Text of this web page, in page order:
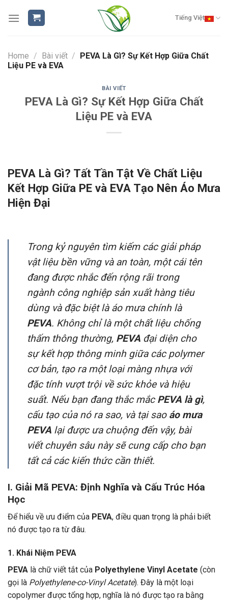
Tiếng Việt
Home / Bài viết / PEVA Là Gì? Sự Kết Hợp Giữa Chất
Liệu PE và EVA
BÀI VIẾT
PEVA Là Gì? Sự Kết Hợp Giữa Chất
Liệu PE và EVA
PEVA Là Gì? Tất Tần Tật Về Chất Liệu
Kết Hợp Giữa PE và EVA Tạo Nên Áo Mưa
Hiện Đại
Trong kỷ nguyên tìm kiếm các giải pháp
vật liệu bền vững và an toàn, một cái tên
đang được nhắc đến rộng rãi trong
ngành công nghiệp sản xuất hàng tiêu
dùng và đặc biệt là áo mưa chính là
PEVA. Không chỉ là một chất liệu chống
thấm thông thường, PEVA đại diện cho
sự kết hợp thông minh giữa các polymer
cơ bản, tạo ra một loại màng nhựa với
đặc tính vượt trội về sức khỏe và hiệu
suất. Nếu bạn đang thắc mắcPEVA là gì,
cấu tạo của nó ra sao, và tại sao áo mưa
PEVA lại được ưa chuộng đến vậy, bài
viết chuyên sâu này sẽ cung cấp cho bạn
tất cả các kiến thức cần thiết.
I. Giải Mã PEVA: Định Nghĩa và Cấu Trúc Hóa
Học
Để hiểu về ưu điểm của PEVA, điều quan trọng là phải biết
nó được tạo ra từ đâu.
1. Khái Niệm PEVA
PEVA là chữ viết tắt của Polyethylene Vinyl Acetate (còn
gọi là Polyethylene-co-Vinyl Acetate). Đây là một loại
copolymer được tổng hợp, nghĩa là nó được tạo ra bằng